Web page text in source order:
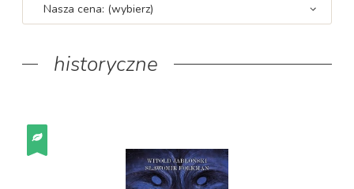
Nasza cena: (wybierz)
historyczne